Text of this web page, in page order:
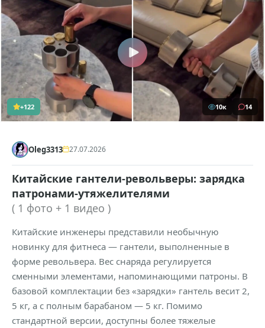
+122 10к 14
Oleg3313 27.07.2026
Китайские гантели-револьверы: зарядка
патронами-утяжелителями
( 1 фото + 1 видео )
Китайские инженеры представили необычную
новинку для фитнеса — гантели, выполненные в
форме револьвера. Вес снаряда регулируется
сменными элементами, напоминающими патроны. В
базовой комплектации без «зарядки» гантель весит 2,
5 кг, а с полным барабаном — 5 кг. Помимо
стандартной версии, доступны более тяжелые